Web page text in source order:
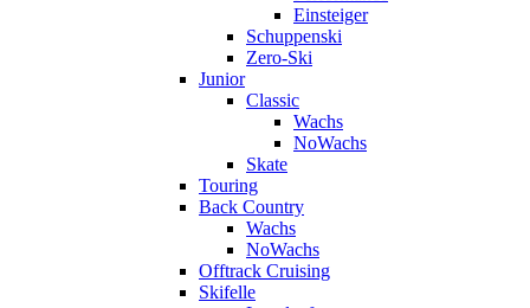
Einsteiger
Schuppenski
Zero-Ski
Junior
Classic
Wachs
NoWachs
Skate
Touring
Back Country
Wachs
NoWachs
Offtrack Cruising
Skifelle